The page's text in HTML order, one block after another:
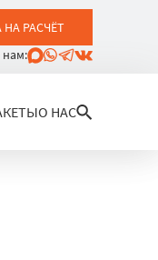
НА РАСЧЁТ
О НАС